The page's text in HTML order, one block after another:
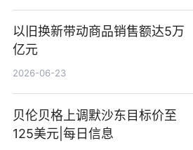
以旧换新带动商品销售额达5万
亿元
2026-06-23
贝伦贝格上调默沙东目标价至
125美元|每日信息